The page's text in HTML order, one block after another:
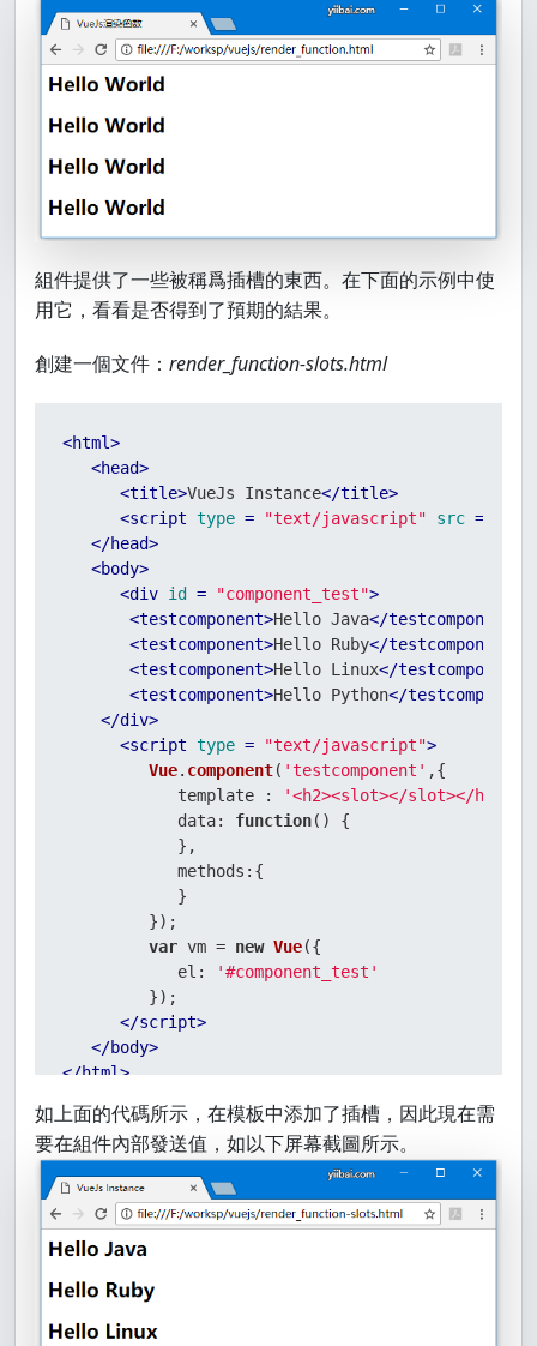
組件提供了一些被稱爲插槽的東西。在下面的示例中使
用它，看看是否得到了預期的結果。
創建一個文件： render_function-slots.html
<html>
<head>
<title>VueJs Instance</title>
<script type = "text/javascript" src =
</head>
<body>
<div id = "component_test">
<testcomponent>Hello Java</testcomponent
<testcomponent>Hello Ruby</testcomponent
<testcomponent>Hello Linux</testcomponent
<testcomponent>Hello Python</testcomponent
</div>
<script type = "text/javascript">
Vue. component( 'testcomponent' ,{
            template :
'<h2><slot></slot></h2>'
data: function( ) {
            },
methods :{
            }
         });
var vm = new Vue({
el :
'#component_test'
         });
</script>
</body>
</html>
如上面的代碼所示，在模板中添加了插槽，因此現在需
要在組件內部發送值，如以下屏幕截圖所示。